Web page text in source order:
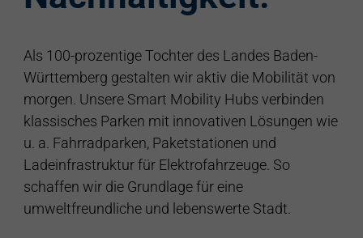
Als 100-prozentige Tochter des Landes Baden-
Württemberg gestalten wir aktiv die Mobilität von
morgen. Unsere Smart Mobility Hubs verbinden
klassisches Parken mit innovativen Lösungen wie
u. a. Fahrradparken, Paketstationen und
Ladeinfrastruktur für Elektrofahrzeuge. So
schaffen wir die Grundlage für eine
umweltfreundliche und lebenswerte Stadt.